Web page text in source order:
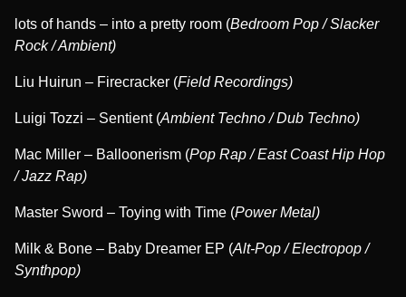
lots of hands – into a pretty room (Bedroom Pop / Slacker
Rock / Ambient)
Liu Huirun – Firecracker (Field Recordings)
Luigi Tozzi – Sentient (Ambient Techno / Dub Techno)
Mac Miller – Balloonerism (Pop Rap / East Coast Hip Hop
/ Jazz Rap)
Master Sword – Toying with Time (Power Metal)
Milk & Bone – Baby Dreamer EP (Alt-Pop / Electropop /
Synthpop)